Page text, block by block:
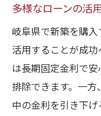
多様なローンの活
岐阜県で新築を購
活用することが成
は長期固定金利で
排除できます。一方
中の金利を引き下